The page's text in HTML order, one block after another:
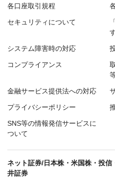
各口座取引規程
セキュリティについて
システム障害時の対応
コンプライアンス
金融サービス提供法への対応
プライバシーポリシー
SNS等の情報発信サービスに
ついて
ネット証券/日本株・米国株・投
井証券